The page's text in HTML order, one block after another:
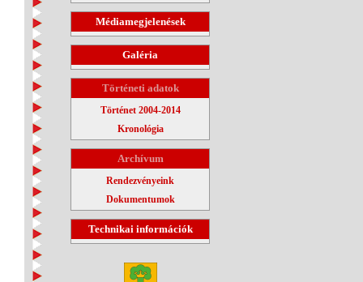
Médiamegjelenések
Galéria
Történeti adatok
Történet 2004-2014
Kronológia
Archívum
Rendezvényeink
Dokumentumok
Technikai információk